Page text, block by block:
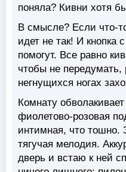
поняла? Кивни хотя
В смысле? Если что-
идет не так! И кнопка
помогут. Все равно
чтобы не передумать,
негнущихся ногах
Комнату
фиолетово-розовая
интимная, что тошно.
тягучая мелодия.
дверь и встаю к ней